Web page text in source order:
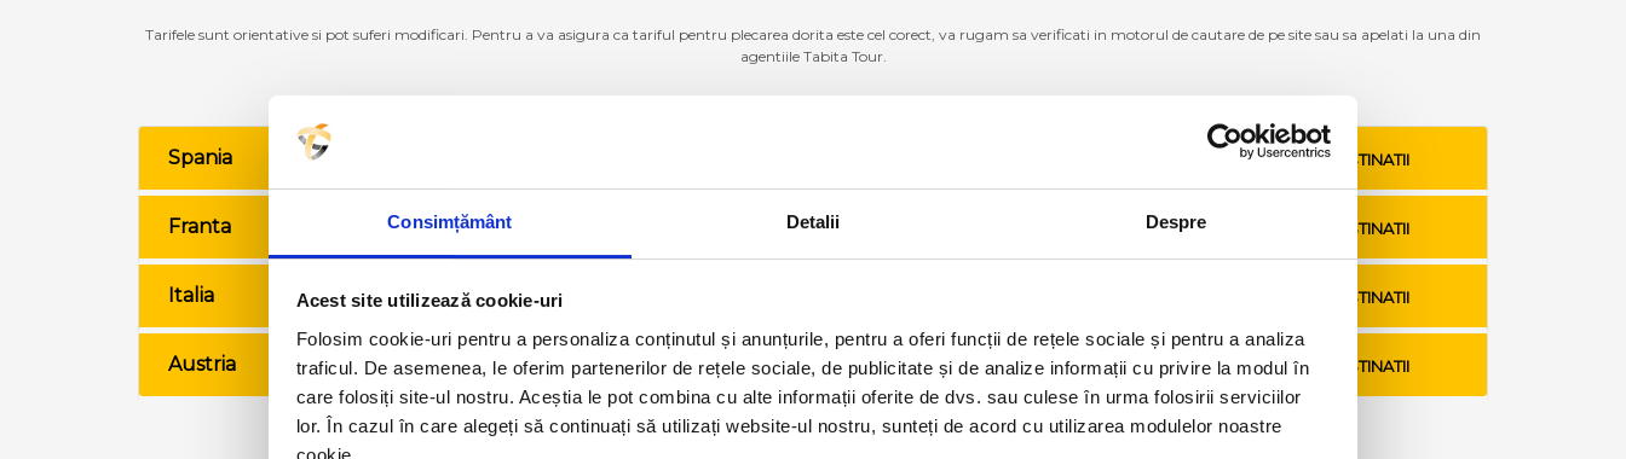
Consimțământ Detalii Despre
Acest site utilizează cookie-uri
Folosim cookie-uri pentru a personaliza conținutul și anunțurile, pentru a oferi funcții de rețele sociale și pentru a analiza
traficul. De asemenea, le oferim partenerilor de rețele sociale, de publicitate și de analize informații cu privire la modul în
care folosiți site-ul nostru. Aceștia le pot combina cu alte informații oferite de dvs. sau culese în urma folosirii serviciilor
lor. În cazul în care alegeți să continuați să utilizați website-ul nostru, sunteți de acord cu utilizarea modulelor noastre
cookie.
Tarifele sunt orientative si pot suferi modificari. Pentru a va asigura ca tariful pentru plecarea dorita este cel corect, va rugam sa verificati in motorul de cautare de pe site sau sa apelati la una din
agentiile Tabita Tour.
Spania
Franta
Italia VEZI TARIFE SI DESTINATII
Austria VEZI TARIFE SI DESTINATII
VEZI TARIFE SI DESTINATII
VEZI TARIFE SI DESTINATII
VEZI TARIFE SI DESTINATII
Olanda VEZI TARIFE SI DESTINATII